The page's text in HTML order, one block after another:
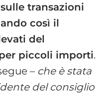
transazioni
così il
del
piccoli importi.
– che è stata
del consiglio